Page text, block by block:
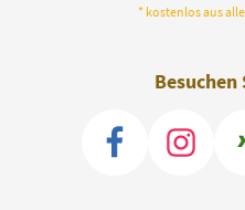
* kostenlos aus
Besuchen